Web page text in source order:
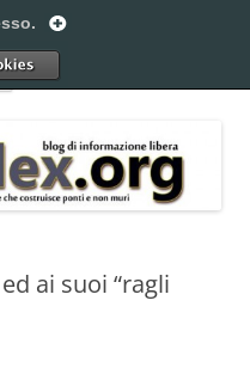
ai suoi “ragli